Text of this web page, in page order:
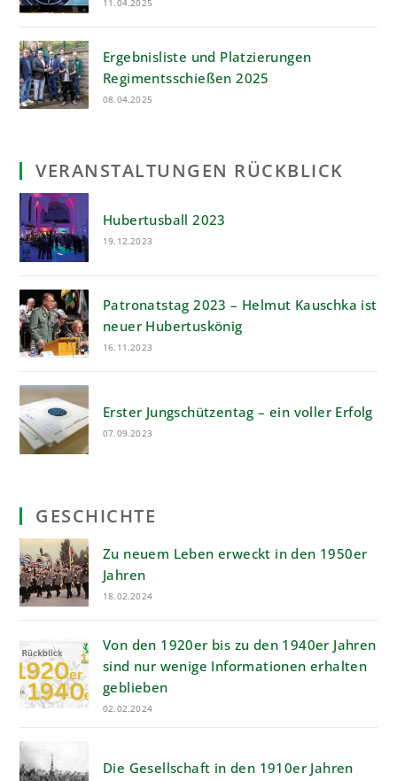
11.04.2025
Ergebnisliste und Platzierungen
Regimentsschießen 2025
08.04.2025
VERANSTALTUNGEN RÜCKBLICK
Hubertusball 2023
19.12.2023
Patronatstag 2023 – Helmut Kauschka ist
neuer Hubertuskönig
16.11.2023
Erster Jungschützentag – ein voller Erfolg
07.09.2023
GESCHICHTE
Zu neuem Leben erweckt in den 1950er
Jahren
18.02.2024
Von den 1920er bis zu den 1940er Jahren
sind nur wenige Informationen erhalten
geblieben
02.02.2024
Die Gesellschaft in den 1910er Jahren